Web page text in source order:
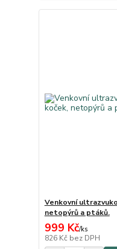
Venkovní
netopýrů a ptáků.
999 Kč/ks
826 Kč bez DPH